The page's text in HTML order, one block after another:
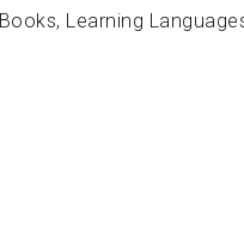
Learning